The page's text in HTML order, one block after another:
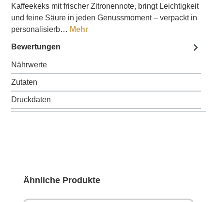
Kaffeekeks mit frischer Zitronennote, bringt Leichtigkeit
und feine Säure in jeden Genussmoment – verpackt in
personalisierb… Mehr
Bewertungen
Nährwerte
Zutaten
Druckdaten
Produktgalerie überspringen
Ähnliche Produkte